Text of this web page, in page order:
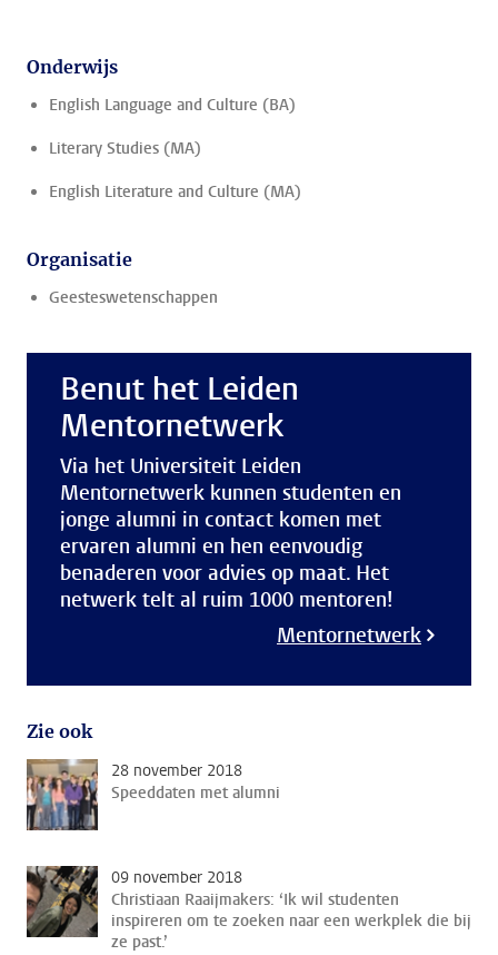
Onderwijs
English Language and Culture (BA)
Literary Studies (MA)
English Literature and Culture (MA)
Organisatie
Geesteswetenschappen
Benut het Leiden
Mentornetwerk
Via het Universiteit Leiden
Mentornetwerk kunnen studenten en
jonge alumni in contact komen met
ervaren alumni en hen eenvoudig
benaderen voor advies op maat. Het
netwerk telt al ruim 1000 mentoren!
Mentornetwerk
Zie ook
28 november 2018
Speeddaten met alumni
09 november 2018
Christiaan Raaijmakers: ‘Ik wil studenten
inspireren om te zoeken naar een werkplek die bij
ze past.’